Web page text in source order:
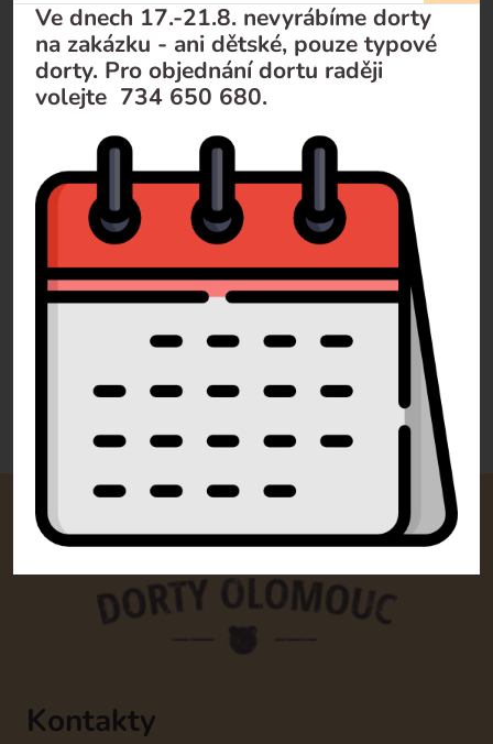
Nevíte si rady?
Pomůžeme Vám
Volejte
+420 732 729 300
Pište
info@dorty-olomouc.cz
0 recenzí
Kontakty
Ve dnech 17.-21.8. nevyrábíme dorty
na zakázku - ani dětské, pouze typové
dorty. Pro objednání dortu raději
volejte 734 650 680.